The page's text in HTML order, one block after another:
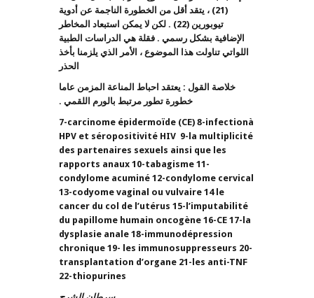
(21) ، يتقد أقل من الخطورة الناجمة عن أدوية
تيوبورين (22) . لكن لا يمكن استبعاد المخاطر
الإضافية بشكل رسمي . فقلة هي الدراسات الطبية
اللواتي تناولت هذا الموضوع ، الأمر الذي يلزمنا بأخذ
الحذر
خلاصة القول : يعتقد احباط المناعة المزمن عاما
خطورة تطور مرتبط بالورم اللقمي .
7-carcinome épidermoïde (CE) 8-infectionà
HPV et séropositivité HIV 9-la multiplicité
des partenaires sexuels ainsi que les
rapports anaux 10-tabagisme 11-
condylome acuminé 12-condylome cervical
13-codyome vaginal ou vulvaire 14 le
cancer du col de l’utérus 15-l’imputabilité
du papillome humain oncogène 16-CE 17-la
dysplasie anale 18-immunodépression
chronique 19- les immunosuppresseurs 20-
transplantation d’organe 21-les anti-TNF
22-thiopurines